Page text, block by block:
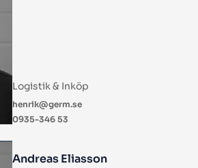
Logistik & Inköp
henrik@germ.se
0935-346 53
Andreas Eliasson